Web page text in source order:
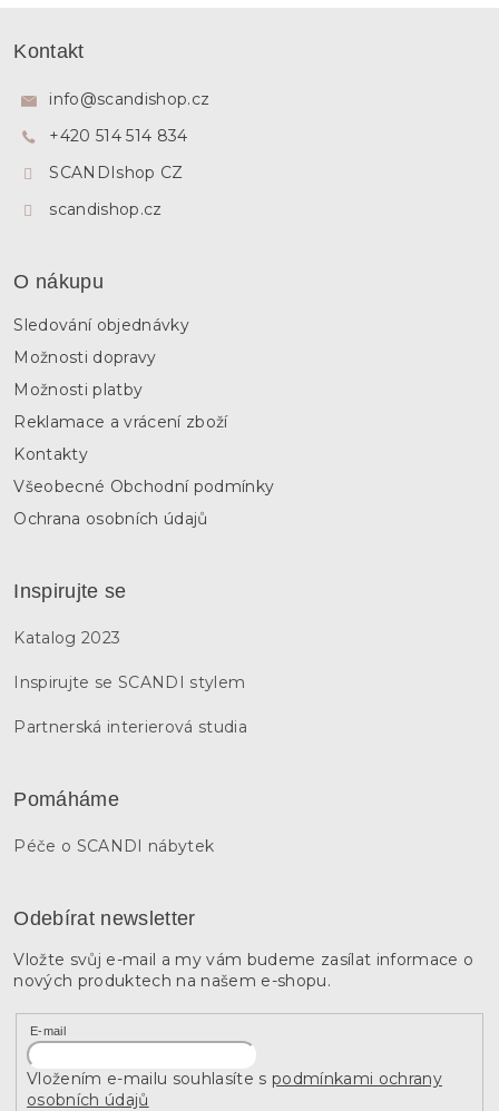
Kontakt
info@scandishop.cz
+420 514 514 834
SCANDIshop CZ
scandishop.cz
O nákupu
Sledování objednávky
Možnosti dopravy
Možnosti platby
Reklamace a vrácení zboží
Kontakty
Všeobecné Obchodní podmínky
Ochrana osobních údajů
Inspirujte se
Katalog 2023
Inspirujte se SCANDI stylem
Partnerská interierová studia
Pomáháme
Péče o SCANDI nábytek
Odebírat newsletter
Vložte svůj e-mail a my vám budeme zasílat informace o
nových produktech na našem e-shopu.
E-mail
Vložením e-mailu souhlasíte s podmínkami ochrany
osobních údajů